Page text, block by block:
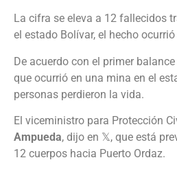
La cifra se eleva a 12 fallecidos
el estado Bolívar, el hecho
De acuerdo con el primer
que ocurrió en una mina en el
personas perdieron la vida.
El viceministro para Protección
Ampueda, dijo en 𝕏, que está
12 cuerpos hacia Puerto Ordaz.